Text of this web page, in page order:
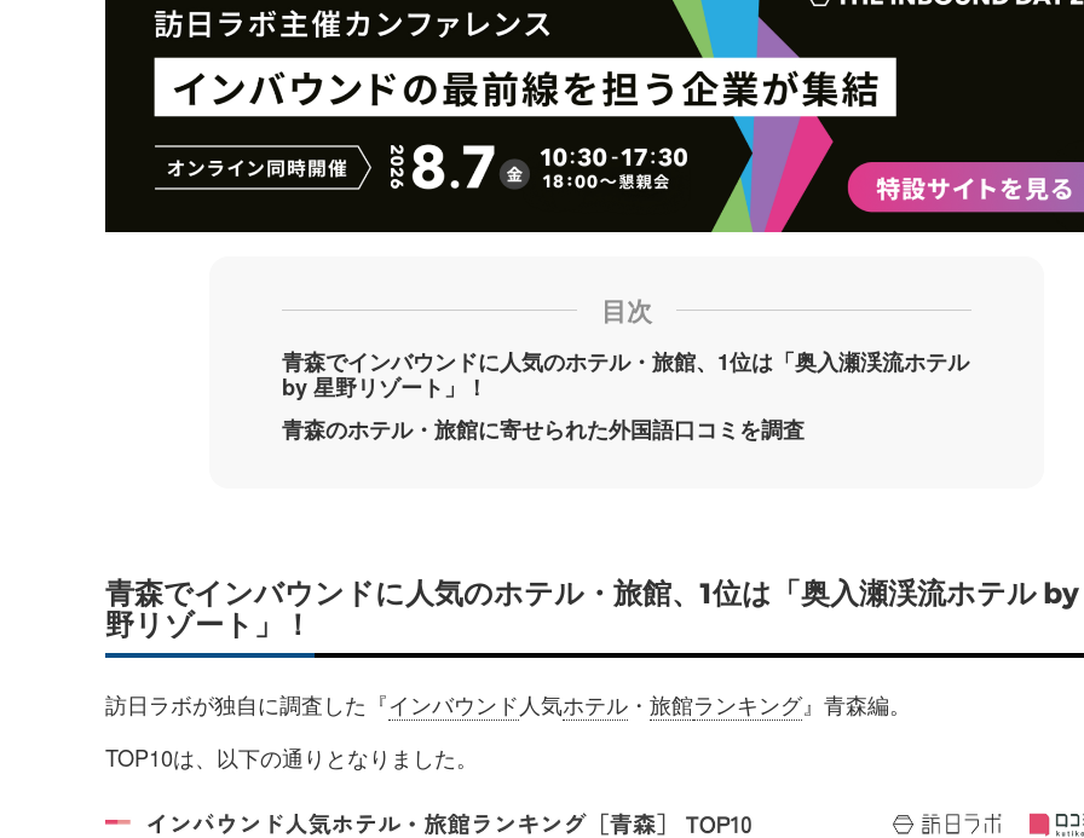
目次
青森でインバウンドに人気のホテル・旅館、1位は「奥入瀬渓流ホテル
by 星野リゾート」！
青森のホテル・旅館に寄せられた外国語口コミを調査
青森でインバウンドに人気のホテル・旅館、1位は「奥入瀬渓流ホテル by
野リゾート」！
訪日ラボが独自に調査した『インバウンド 人気ホテル ・ 旅館ランキング』青森編。
TOP10は、以下の通りとなりました。